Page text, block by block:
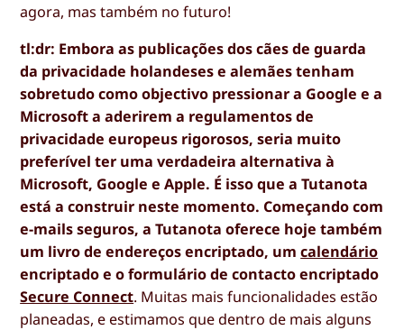
agora, mas também no futuro!
tl:dr: Embora as publicações dos cães de guarda
da privacidade holandeses e alemães tenham
sobretudo como objectivo pressionar a Google e a
Microsoft a aderirem a regulamentos de
privacidade europeus rigorosos, seria muito
preferível ter uma verdadeira alternativa à
Microsoft, Google e Apple. É isso que a Tutanota
está a construir neste momento. Começando com
e-mails seguros, a Tutanota oferece hoje também
um livro de endereços encriptado, umcalendário
encriptado e o formulário de contacto encriptado
Secure Connect. Muitas mais funcionalidades estão
planeadas, e estimamos que dentro de mais alguns